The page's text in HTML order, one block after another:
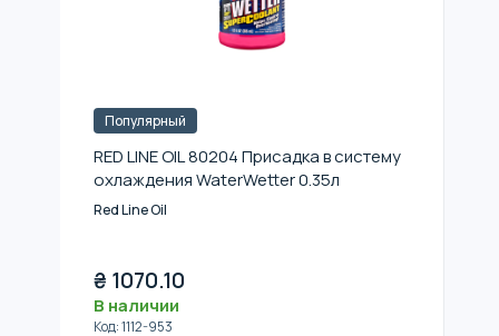
Популярный
RED LINE OIL 80204 Присадка в систему
охлаждения WaterWetter 0.35л
Red Line Oil
₴ 1070.10
В наличии
Код:1112-953